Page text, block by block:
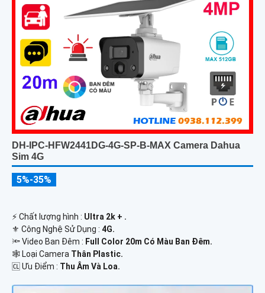
DH-IPC-HFW2441DG-4G-SP-B-MAX Camera Dahua
Sim 4G
5%-35%
️⚡ Chất lượng hình : Ultra 2k + .
⚜️ Công Nghệ Sử Dụng : 4G.
🔦 Video Ban Đêm : Full Color 20m Có Màu Ban Ðêm.
🕸️ Loại Camera Thân Plastic.
️🆑 Ưu Điểm : Thu Âm Và Loa.